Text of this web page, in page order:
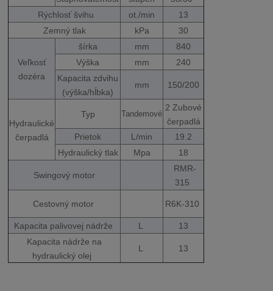
Rýchlosť švihu
ot./min
13
Zemný tlak
kPa 30
Veľkosť
dozéra
šírka mm
840
Výška
mm
240
Kapacita zdvihu
(výška/hĺbka)
mm 150/200
Hydraulické
čerpadlá
Typ Tandemové
2 Zubové
čerpadlá
Prietok
L/min
19.2
Hydraulický tlak
Mpa 18
Swingový motor
RMR-
315
Cestovný motor R6K-310
Kapacita palivovej nádrže L
13
Kapacita nádrže na
hydraulický olej
L 13